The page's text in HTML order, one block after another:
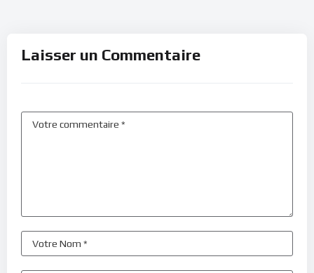
Laisser un Commentaire